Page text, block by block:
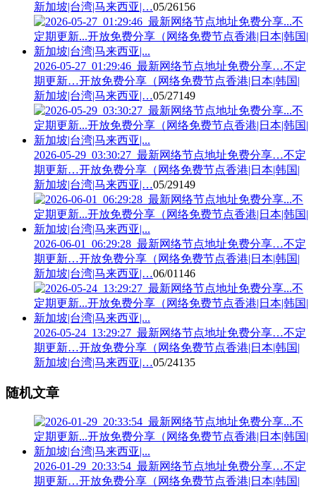
新加坡|台湾|马来西亚|…05/26156
2026-05-27_01:29:46_最新网络节点地址免费分享…不定
期更新…开放免费分享（网络免费节点香港|日本|韩国|
新加坡|台湾|马来西亚|…05/27149
2026-05-29_03:30:27_最新网络节点地址免费分享…不定
期更新…开放免费分享（网络免费节点香港|日本|韩国|
新加坡|台湾|马来西亚|…05/29149
2026-06-01_06:29:28_最新网络节点地址免费分享…不定
期更新…开放免费分享（网络免费节点香港|日本|韩国|
新加坡|台湾|马来西亚|…06/01 146
2026-05-24_13:29:27_最新网络节点地址免费分享…不定
期更新…开放免费分享（网络免费节点香港|日本|韩国|
新加坡|台湾|马来西亚|…05/24135
随机文章
2026-01-29_20:33:54_最新网络节点地址免费分享…不定
期更新…开放免费分享（网络免费节点香港|日本|韩国|